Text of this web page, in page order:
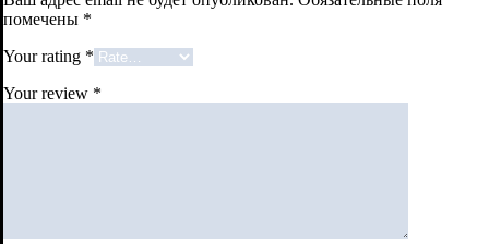
помечены *
Your rating *
Your review *